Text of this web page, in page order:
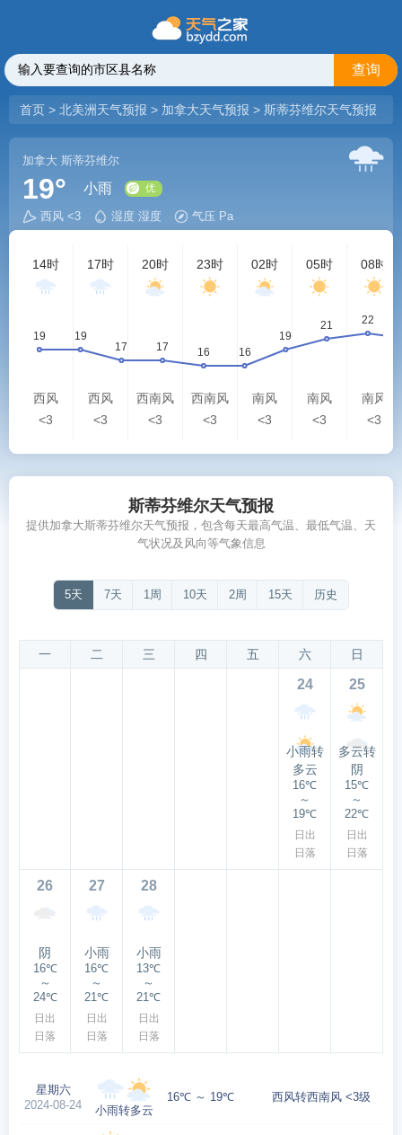
查询
首页 > 北美洲天气预报 > 加拿大天气预报 > 斯蒂芬维尔天气预报
加拿大 斯蒂芬维尔
19° 小雨
西风 <3 湿度 湿度 气压 Pa
14时
西风
<3
17时
西风
<3
20时
西南风
<3
23时
西南风
<3
02时
南风
<3
05时
南风
<3
08时
南风
<3
斯蒂芬维尔天气预报
提供加拿大斯蒂芬维尔天气预报，包含每天最高气温、最低气温、天
气状况及风向等气象信息
5天 7天 1周 10天 2周 15天 历史
一 二 三 四 五 六 日
24
小雨转
多云
16℃
～
19℃
日出
日落
25
多云转
阴
15℃
～
22℃
日出
日落
26
阴
16℃
～
24℃
日出
日落
27
小雨
16℃
～
21℃
日出
日落
28
小雨
13℃
～
21℃
日出
日落
星期六
2024-08-24
小雨转多云
16℃ ～ 19℃ 西风转西南风 <3级